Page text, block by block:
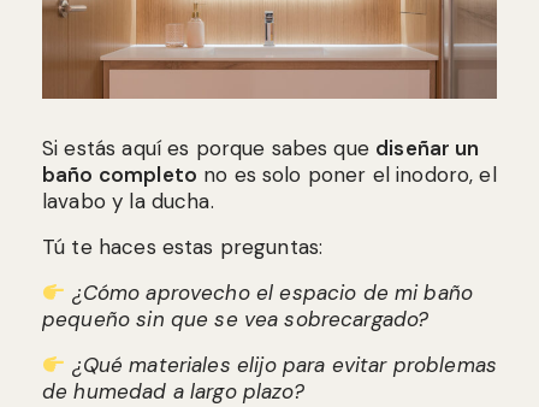
Si estás aquí es porque sabes que diseñar un
baño completo no es solo poner el inodoro, el
lavabo y la ducha.
Tú te haces estas preguntas:
¿Cómo aprovecho el espacio de mi baño
pequeño sin que se vea sobrecargado?
¿Qué materiales elijo para evitar problemas
de humedad a largo plazo?